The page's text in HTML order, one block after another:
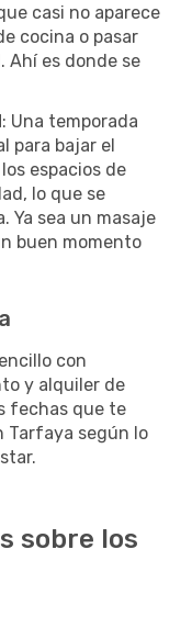
casi no aparece
cocina o pasar
Ahí es donde se
: Una temporada
para bajar el
espacios de
lo que se
Ya sea un masaje
buen momento
con
y alquiler de
fechas que te
Tarfaya según lo
sobre los